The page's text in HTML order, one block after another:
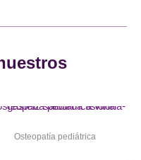
Osteopatía pediátrica